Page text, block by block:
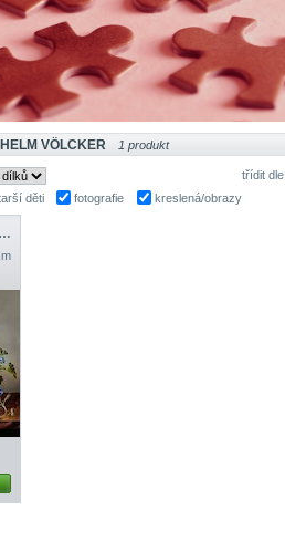
VÖLCKER 1 produkt
třídit dle
děti fotografie kreslená/obrazy
Zátiší s květinami a mísou s ovocem